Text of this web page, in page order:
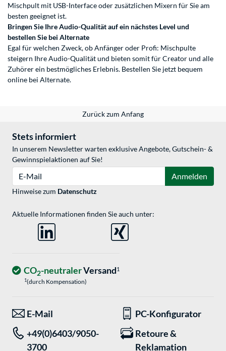
Mischpult mit USB-Interface oder zusätzlichen Mixern für Sie am
besten geeignet ist.
Bringen Sie Ihre Audio-Qualität auf ein nächstes Level und
bestellen Sie bei Alternate
Egal für welchen Zweck, ob Anfänger oder Profi: Mischpulte
steigern Ihre Audio-Qualität und bieten somit für Creator und alle
Zuhörer ein bestmögliches Erlebnis. Bestellen Sie jetzt bequem
online bei Alternate.
Zurück zum Anfang
Stets informiert
In unserem Newsletter warten exklusive Angebote, Gutschein- &
Gewinnspielaktionen auf Sie!
Anmelden
Hinweise zum Datenschutz
Aktuelle Informationen finden Sie auch unter:
CO2-neutralerVersand1
1(durch Kompensation)
E-Mail
PC-Konfigurator
+49(0)6403/9050-
3700
Retoure &
Reklamation